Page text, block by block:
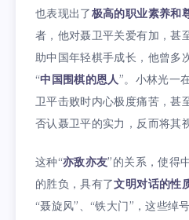
也表现出了极高的职业素养和
者，他对聂卫平关爱有加，甚
助中国年轻棋手成长，他曾多
“中国围棋的恩人”。小林光一
卫平击败时内心极度痛苦，甚
否认聂卫平的实力，反而将其
这种“亦敌亦友”的关系，使得
的胜负，具有了文明对话的性
“聂旋风”、“铁大门”，这些绰